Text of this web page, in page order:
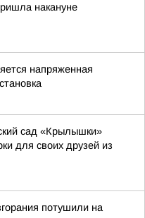
накануне
напряженная
сад «Крылышки»
для своих друзей из
потушили на